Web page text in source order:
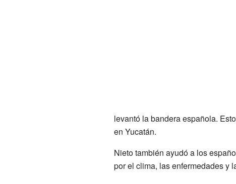
levantó la bandera española.
en Yucatán.
Nieto también ayudó a los
por el clima, las enfermedades y